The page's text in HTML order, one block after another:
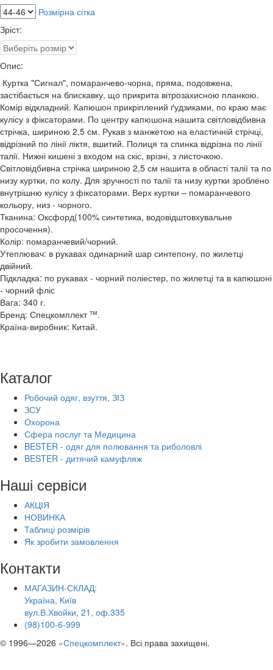
Розмірна сітка
Зріст:
Опис:
Куртка "Сигнал", помаранчево-чорна, пряма, подовжена,
застібається на блискавку, що прикрита вітрозахисною планкою.
Комір відкладний. Капюшон прикріплений ґудзиками, по краю має
кулісу з фіксаторами. По центру капюшона нашита світловідбивна
стрічка, шириною 2,5 см. Рукав з манжетою на еластичній стрічці,
відрізний по лінії ліктя, вшитий. Полиця та спинка відрізна по лінії
талії. Нижні кишені з входом на скіс, врізні, з листочкою.
Світловідбивна стрічка шириною 2,5 см нашита в області талії та по
низу куртки, по колу. Для зручності по талії та низу куртки зроблено
внутрішню кулісу з фіксаторами. Верх куртки – помаранчевого
кольору, низ - чорного.
Тканина: Оксфорд(100% синтетика, водовідштовхувальне
просочення).
Колір: помаранчевий/чорний.
Утеплювач: в рукавах одинарний шар синтепону, по жилетці
двійний.
Підкладка: по рукавах - чорний поліестер, по жилетці та в капюшоні
- чорний фліс
Вага: 340 г.
Бренд: Спецкомплект тм.
Країна-виробник: Китай.
Каталог
Робочий одяг, взуття, ЗІЗ
ЗСУ
Охорона
Сфера послуг та Медицина
BESTER - одяг для полювання та риболовлі
BESTER - дитячий камуфляж
Наші сервіси
АКЦІЯ
НОВИНКА
Таблиці розмірів
Як зробити замовлення
Контакти
МАГАЗИН-СКЛАД:
Україна, Київ
вул.В.Хвойки, 21, оф.335
(98)100-6-999
© 1996—2026 «Спецкомплект». Всі права захищені.